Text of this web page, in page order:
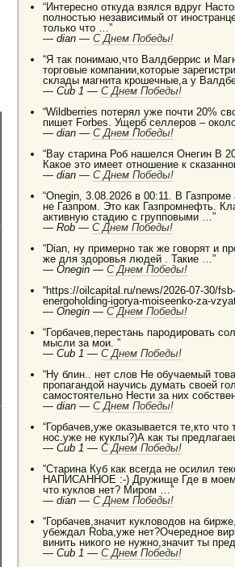
“Интересно откуда взялся вдруг
полностью независимый от
только что …”
—dian —C Днем Победы!
“Я так понимаю,что Валдберрис и
торговые компании,которые
склады магнита крошечные,а у
—Cub 1 —C Днем Победы!
“Wildberries потерял уже почти 20%
пишет Forbes. Ущерб селлеров –
—dian —C Днем Победы!
“Вау старина Роб нашелся Онегин В
Какое это имеет отношение к
—dian —C Днем Победы!
“Onegin, 3.08.2026 в 00:11. В
не Газпром. Это как Газпромнефть.
активную стадию с групповыми …”
—Rob —C Днем Победы!
“Dian, ну примерно так же говорят и
же для здоровья людей . Такие …”
—Onegin —C Днем Победы!
“https://oilcapital.ru/news/2026-07-30/
energoholding-igorya-moiseenko-za-
—Onegin —C Днем Победы!
“Горбачев,перестань пародировать
мысли за мои. ”
—Cub 1 —C Днем Победы!
“Ну блин.. нет слов Не обучаемый
пропагандой научись думать своей
самостоятельно Нести за них
—dian —C Днем Победы!
“Горбачев,уже оказывается те,кто
нос.уже не куклы?)А как ты
—Cub 1 —C Днем Победы!
“Старина Куб как всегда не осилил
НАПИСАННОЕ :-) Дружище Где в моем
что куклов нет? Миром …”
—dian —C Днем Победы!
“Горбачев,значит кукловодов на
убеждал Robа,уже нет?Очередное
винить никого не нужно,значит ты
—Cub 1 —C Днем Победы!